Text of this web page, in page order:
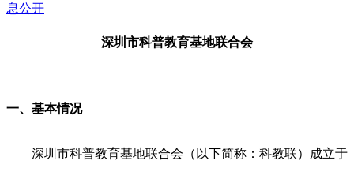
息公开
深圳市科普教育基地联合会
一、基本情况
深圳市科普教育基地联合会（以下简称：科教联）成立于